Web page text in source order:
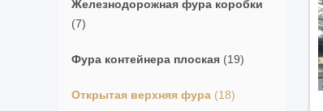
Железнодорожная фура коробки
(7)
Фура контейнера плоская (19)
Открытая верхняя фура (18)